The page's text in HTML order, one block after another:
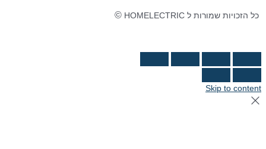
כל הזכויות שמורות ל HOMELECTRIC ©
Skip to content